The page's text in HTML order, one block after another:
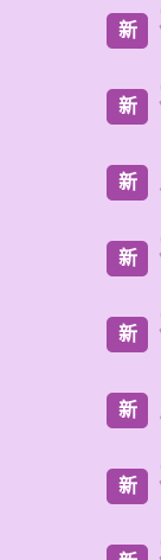
新
新
新
新
新
新
新